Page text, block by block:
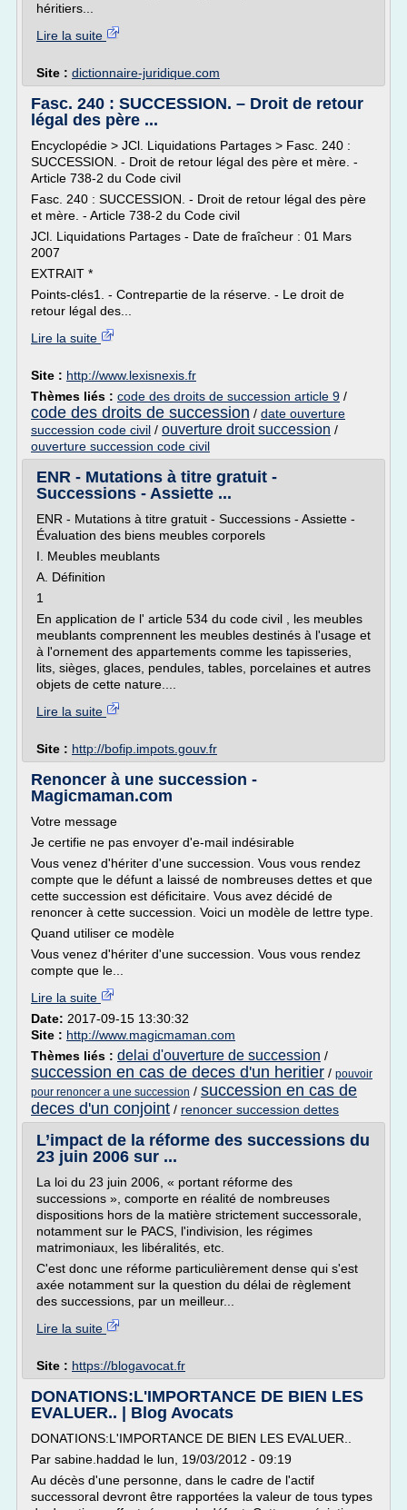
héritiers...
Lire la suite
Site : dictionnaire-juridique.com
Fasc. 240 : SUCCESSION. – Droit de retour
légal des père ...
Encyclopédie > JCl. Liquidations Partages > Fasc. 240 :
SUCCESSION. - Droit de retour légal des père et mère. -
Article 738-2 du Code civil
Fasc. 240 : SUCCESSION. - Droit de retour légal des père
et mère. - Article 738-2 du Code civil
JCl. Liquidations Partages - Date de fraîcheur : 01 Mars
2007
EXTRAIT *
Points-clés1. - Contrepartie de la réserve. - Le droit de
retour légal des...
Lire la suite
Site : http://www.lexisnexis.fr
Thèmes liés : code des droits de succession article 9 /
code des droits de succession / date ouverture
succession code civil / ouverture droit succession /
ouverture succession code civil
ENR - Mutations à titre gratuit -
Successions - Assiette ...
ENR - Mutations à titre gratuit - Successions - Assiette -
Évaluation des biens meubles corporels
I. Meubles meublants
A. Définition
1
En application de l' article 534 du code civil , les meubles
meublants comprennent les meubles destinés à l'usage et
à l'ornement des appartements comme les tapisseries,
lits, sièges, glaces, pendules, tables, porcelaines et autres
objets de cette nature....
Lire la suite
Site : http://bofip.impots.gouv.fr
Renoncer à une succession -
Magicmaman.com
Votre message
Je certifie ne pas envoyer d'e-mail indésirable
Vous venez d'hériter d'une succession. Vous vous rendez
compte que le défunt a laissé de nombreuses dettes et que
cette succession est déficitaire. Vous avez décidé de
renoncer à cette succession. Voici un modèle de lettre type.
Quand utiliser ce modèle
Vous venez d'hériter d'une succession. Vous vous rendez
compte que le...
Lire la suite
Date: 2017-09-15 13:30:32
Site : http://www.magicmaman.com
Thèmes liés : delai d'ouverture de succession /
succession en cas de deces d'un heritier / pouvoir
pour renoncer a une succession / succession en cas de
deces d'un conjoint / renoncer succession dettes
L’impact de la réforme des successions du
23 juin 2006 sur ...
La loi du 23 juin 2006, « portant réforme des
successions », comporte en réalité de nombreuses
dispositions hors de la matière strictement successorale,
notamment sur le PACS, l'indivision, les régimes
matrimoniaux, les libéralités, etc.
C'est donc une réforme particulièrement dense qui s'est
axée notamment sur la question du délai de règlement
des successions, par un meilleur...
Lire la suite
Site : https://blogavocat.fr
DONATIONS:L'IMPORTANCE DE BIEN LES
EVALUER.. | Blog Avocats
DONATIONS:L'IMPORTANCE DE BIEN LES EVALUER..
Par sabine.haddad le lun, 19/03/2012 - 09:19
Au décès d'une personne, dans le cadre de l'actif
successoral devront être rapportées la valeur de tous types